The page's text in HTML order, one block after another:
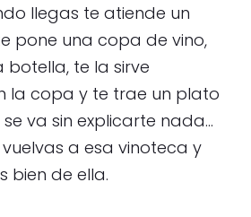
llegas te atiende un
pone una copa de vino,
botella, te la sirve
la copa y te trae un plato
va sin explicarte nada…
a esa vinoteca y
bien de ella.